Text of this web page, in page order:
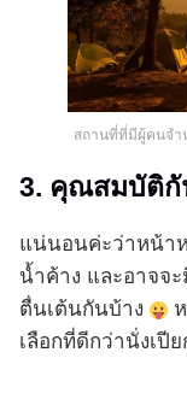
สถานที่ที่มีผู้คนจำ
3. คุณสมบัติกั
แน่นอนค่ะว่าหน้า
น้ำค้าง และอาจจ
ตื่นเต้นกันบ้าง
เลือกที่ดีกว่านั่งเปี